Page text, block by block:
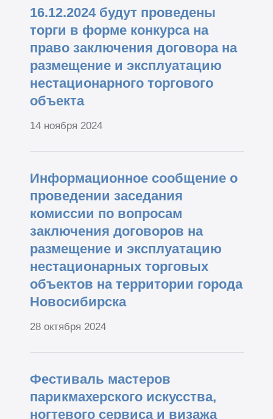
16.12.2024 будут проведены
торги в форме конкурса на
право заключения договора на
размещение и эксплуатацию
нестационарного торгового
объекта
14 ноября 2024
Информационное сообщение о
проведении заседания
комиссии по вопросам
заключения договоров на
размещение и эксплуатацию
нестационарных торговых
объектов на территории города
Новосибирска
28 октября 2024
Фестиваль мастеров
парикмахерского искусства,
ногтевого сервиса и визажа